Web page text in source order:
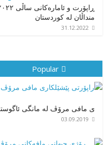
منداڵان لە کوردستان
31.12.2022
Popular
ی مافی مرۆڤ له‌ مانگی ئاگوستی
03.09.2019